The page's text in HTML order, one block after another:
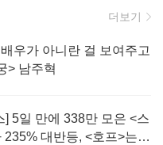
더보기
우가 아니란 걸 보여주고
> 남주혁
] 5일 만에 338만 모은 <스
235% 대반등, <호프>는